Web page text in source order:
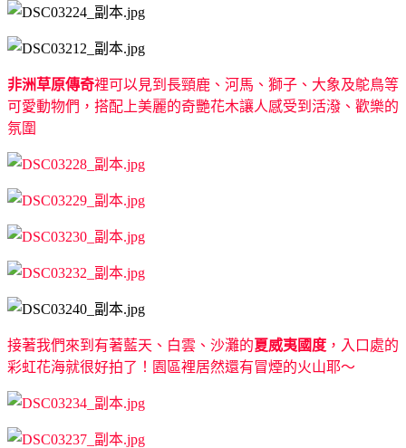
非洲草原傳奇裡可以見到長頸鹿、河馬、獅子、大象及鴕鳥等
可愛動物們，搭配上美麗的奇艷花木讓人感受到活潑、歡樂的
氛圍
接著我們來到有著藍天、白雲、沙灘的夏威夷國度 ，入口處的
彩虹花海就很好拍了！園區裡居然還有冒煙的火山耶～